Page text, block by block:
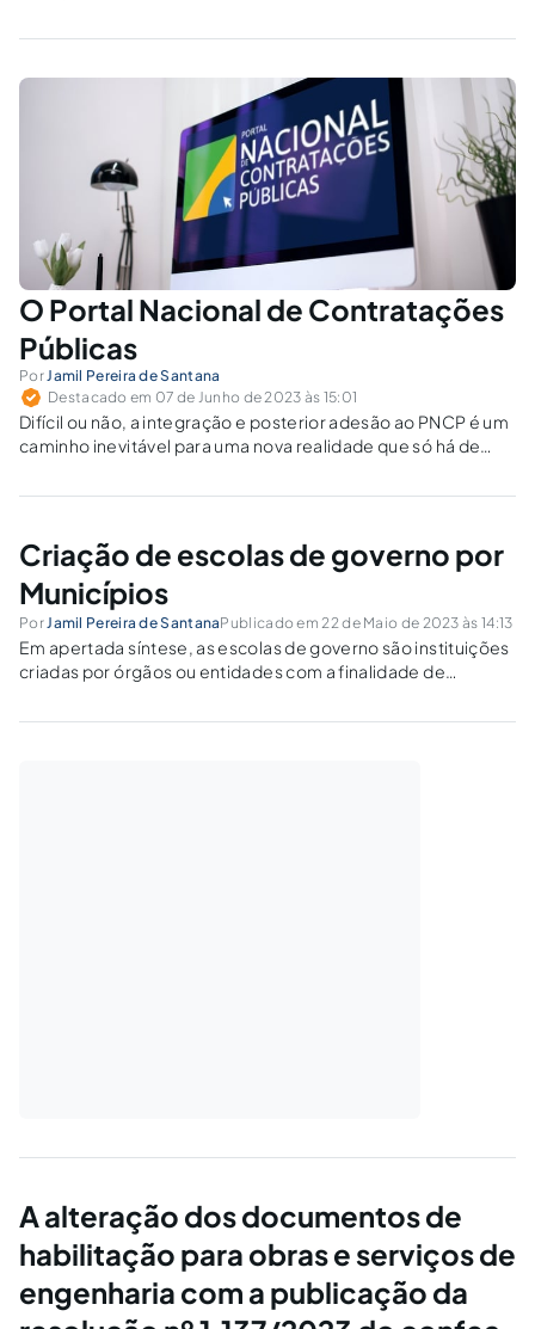
O Portal Nacional de Contratações
Públicas
PorJamil Pereira de Santana
Destacado em 07 de Junho de 2023 às 15:01
Difícil ou não, a integração e posterior adesão ao PNCP é um
caminho inevitável para uma nova realidade que só há de
Criação de escolas de governo por
Municípios
PorJamil Pereira de SantanaPublicado em 22 de Maio de 2023 às 14:13
Em apertada síntese, as escolas de governo são instituições
criadas por órgãos ou entidades com a finalidade de
cidadão comum.Conforme art. 39, §2º, da Constituição
A alteração dos documentos de
habilitação para obras e serviços de
engenharia com a publicação da